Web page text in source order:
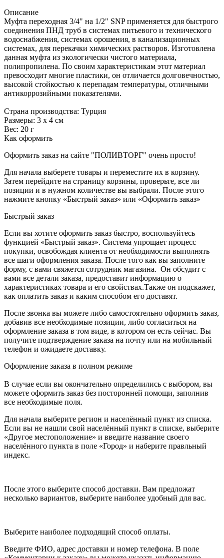
Описание
Муфта переходная 3/4" на 1/2" SNP применяется для быстрого
соединения ПНД труб в системах питьевого и технического
водоснабжения, системах орошения, в канализационных
системах, для перекачки химических растворов. Изготовлена
данная муфта из экологически чистого материала,
полипропилена. По своим характеристикам этот материал
превосходит многие пластики, он отличается долговечностью,
высокой стойкостью к перепадам температуры, отличными
антикоррозийными показателями.
Страна производства: Турция
Размеры: 3 х 4 см
Вес: 20 г
Как оформить
Оформить заказ на сайте "ПОЛИВТОРГ" очень просто!
Для начала выберете товары и переместите их в корзину.
Затем перейдите на страницу корзины, проверьте, все ли
позиции и в нужном количестве вы выбрали. После этого
нажмите кнопку «Быстрый заказ» или «Оформить заказ»
Быстрый заказ
Если вы хотите оформить заказ быстро, воспользуйтесь
функцией «Быстрый заказ». Система упрощает процесс
покупки, освобождая клиента от необходимости выполнять
все шаги оформления заказа. После того как вы заполните
форму, с вами свяжется сотрудник магазина. Он обсудит с
вами все детали заказа, предоставит информацию о
характеристиках товара и его свойствах.Также он подскажет,
как оплатить заказ и каким способом его доставят.
После звонка вы можете либо самостоятельно оформить заказ,
добавив все необходимые позиции, либо согласиться на
оформление заказа в том виде, в котором он есть сейчас. Вы
получите подтверждение заказа на почту или на мобильный
телефон и ожидаете доставку.
Оформление заказа в полном режиме
В случае если вы окончательно определились с выбором, вы
можете оформить заказ без посторонней помощи, заполнив
все необходимые поля.
Для начала выберите регион и населённый пункт из списка.
Если вы не нашли свой населённый пункт в списке, выберите
«Другое местоположение» и введите название своего
населённого пункта в поле «Город» и наберите правльный
индекс.
После этого выберите способ доставки. Вам предложат
несколько вариантов, выберите наиболее удобный для вас.
Выберите наиболее подходящий способ оплаты.
Введите ФИО, адрес доставки и номер телефона. В поле